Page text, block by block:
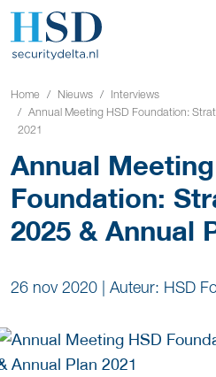
Home Nieuws
Interviews
Annual Meeting HSD Foundation:
2021
Annual
Foundation:
2025 & Annual
26 nov 2020 | Auteur: HSD